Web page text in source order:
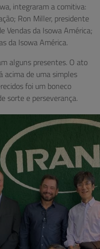
integraram a comitiva:
Ron Miller, presidente
Vendas da Isowa América;
da Isowa América.
alguns presentes. O ato
acima de uma simples
foi um boneco
sorte e perseverança.